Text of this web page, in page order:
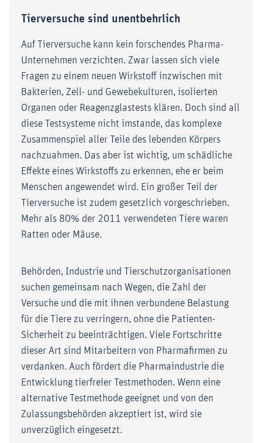
Tierversuche sind unentbehrlich
Auf Tierversuche kann kein forschendes Pharma-
Unternehmen verzichten. Zwar lassen sich viele
Fragen zu einem neuen Wirkstoff inzwischen mit
Bakterien, Zell- und Gewebekulturen, isolierten
Organen oder Reagenzglastests klären. Doch sind all
diese Testsysteme nicht imstande, das komplexe
Zusammenspiel aller Teile des lebenden Körpers
nachzuahmen. Das aber ist wichtig, um schädliche
Effekte eines Wirkstoffs zu erkennen, ehe er beim
Menschen angewendet wird. Ein großer Teil der
Tierversuche ist zudem gesetzlich vorgeschrieben.
Mehr als 80% der 2011 verwendeten Tiere waren
Ratten oder Mäuse.
Behörden, Industrie und Tierschutzorganisationen
suchen gemeinsam nach Wegen, die Zahl der
Versuche und die mit ihnen verbundene Belastung
für die Tiere zu verringern, ohne die Patienten-
Sicherheit zu beeinträchtigen. Viele Fortschritte
dieser Art sind Mitarbeitern von Pharmafirmen zu
verdanken. Auch fördert die Pharmaindustrie die
Entwicklung tierfreier Testmethoden. Wenn eine
alternative Testmethode geeignet und von den
Zulassungsbehörden akzeptiert ist, wird sie
unverzüglich eingesetzt.